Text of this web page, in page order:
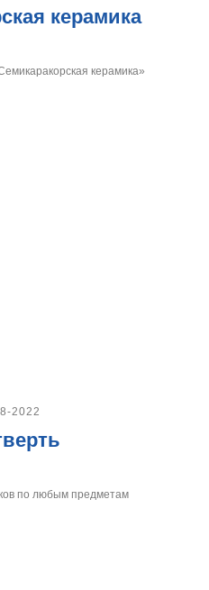
керамика
керамика»
2022
по любым предметам